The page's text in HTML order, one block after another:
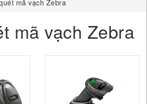
mã vạch Zebra
mã vạch Zebra